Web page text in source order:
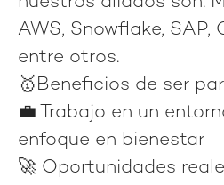
AWS, Snowflake, SAP,
entre otros.
🥇Beneficios de ser
💼 Trabajo en un
enfoque en bienestar
🚀 Oportunidades